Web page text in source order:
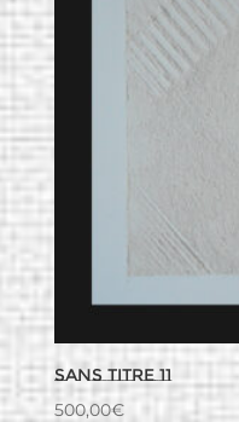
Sans titre 11
500,00€